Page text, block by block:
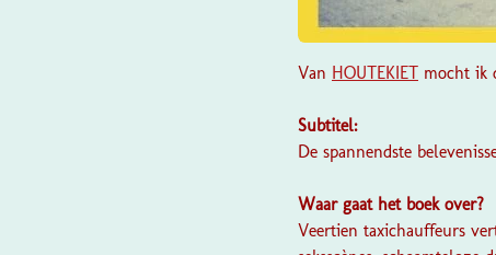
Van HOUTEKIET mocht ik
Subtitel:
De spannendste
Waar gaat het boek over?
Veertien taxichauffeurs